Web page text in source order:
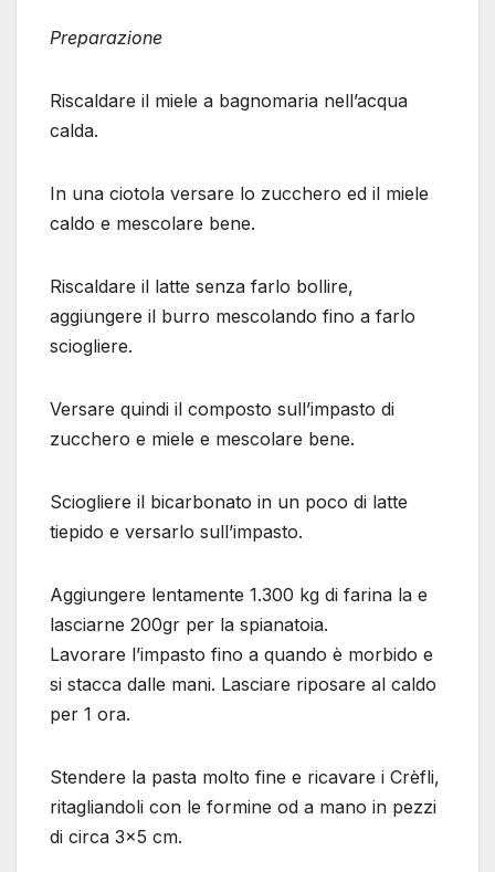
Preparazione
Riscaldare il miele a bagnomaria nell’acqua
calda.
In una ciotola versare lo zucchero ed il miele
caldo e mescolare bene.
Riscaldare il latte senza farlo bollire,
aggiungere il burro mescolando fino a farlo
sciogliere.
Versare quindi il composto sull’impasto di
zucchero e miele e mescolare bene.
Sciogliere il bicarbonato in un poco di latte
tiepido e versarlo sull’impasto.
Aggiungere lentamente 1.300 kg di farina la e
lasciarne 200gr per la spianatoia.
Lavorare l’impasto fino a quando è morbido e
si stacca dalle mani. Lasciare riposare al caldo
per 1 ora.
Stendere la pasta molto fine e ricavare i Crèfli,
ritagliandoli con le formine od a mano in pezzi
di circa 3×5 cm.